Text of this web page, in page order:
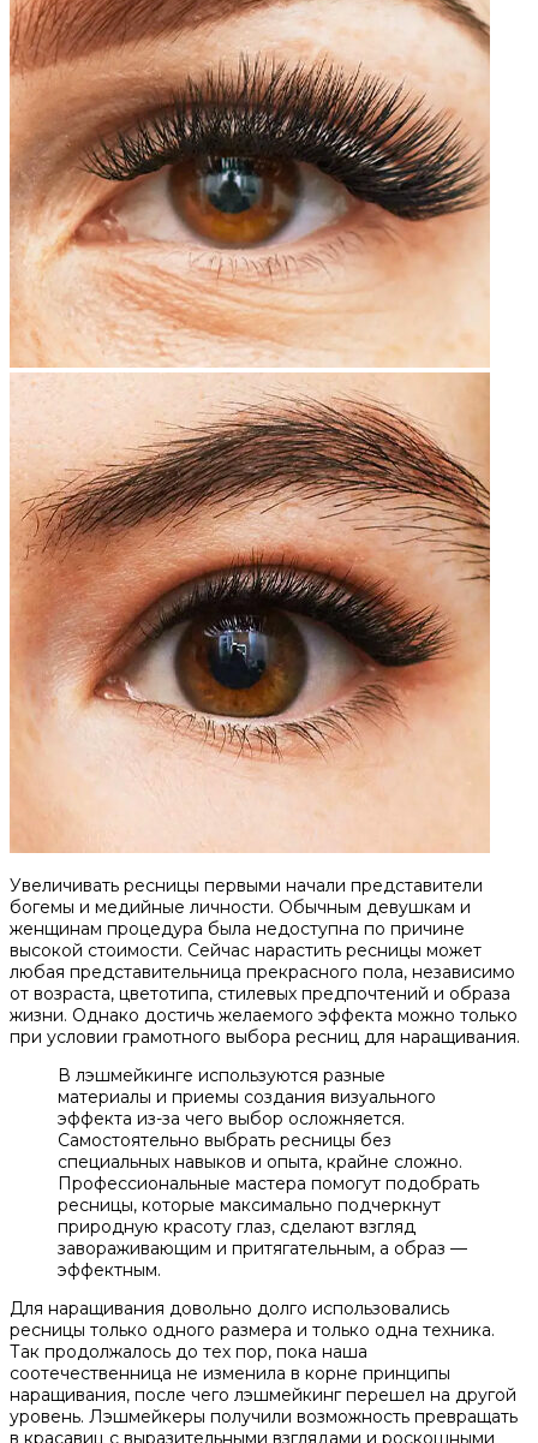
Увеличивать ресницы первыми начали представители
богемы и медийные личности. Обычным девушкам и
женщинам процедура была недоступна по причине
высокой стоимости. Сейчас нарастить ресницы может
любая представительница прекрасного пола, независимо
от возраста, цветотипа, стилевых предпочтений и образа
жизни. Однако достичь желаемого эффекта можно только
при условии грамотного выбора ресниц для наращивания.
В лэшмейкинге используются разные
материалы и приемы создания визуального
эффекта из-за чего выбор осложняется.
Самостоятельно выбрать ресницы без
специальных навыков и опыта, крайне сложно.
Профессиональные мастера помогут подобрать
ресницы, которые максимально подчеркнут
природную красоту глаз, сделают взгляд
завораживающим и притягательным, а образ —
эффектным.
Для наращивания довольно долго использовались
ресницы только одного размера и только одна техника.
Так продолжалось до тех пор, пока наша
соотечественница не изменила в корне принципы
наращивания, после чего лэшмейкинг перешел на другой
уровень. Лэшмейкеры получили возможность превращать
в красавиц с выразительными взглядами и роскошными